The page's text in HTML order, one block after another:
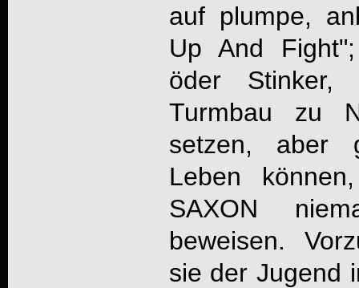
auf plumpe,
Up And
öder Stinker,
Turmbau zu
setzen, aber
Leben
SAXON
beweisen.
sie der Jugend